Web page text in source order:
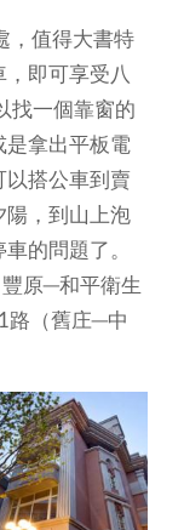
，值得大書特
即可享受八
找一個靠窗的
是拿出平板電
以搭公車到賣
陽，到山上泡
的問題了。
原─和平衛生
路（舊庄─中